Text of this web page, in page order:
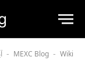
MEXC Blog - Wiki
-